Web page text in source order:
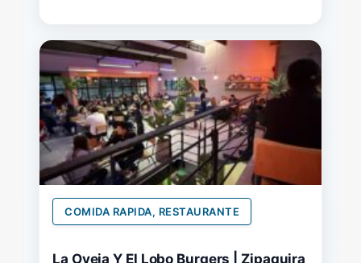
COMIDA RAPIDA, RESTAURANTE
La Oveja Y El Lobo Burgers | Zipaquira